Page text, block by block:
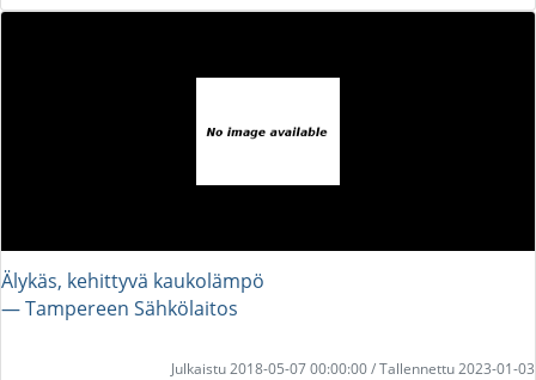
Älykäs, kehittyvä kaukolämpö
― Tampereen Sähkölaitos
Julkaistu 2018-05-07 00:00:00 / Tallennettu 2023-01-03